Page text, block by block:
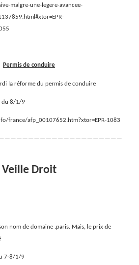
malgre-une-legere-avancee-
Permis de conduire
la réforme du permis de conduire
du 8/1/9
france/afp_00107652.htm?xtor=EPR-1083
Veille Droit
nom de domaine .paris. Mais, le prix de
7-8/1/9